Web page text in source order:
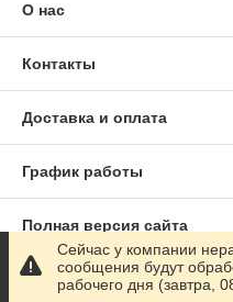
О нас
Контакты
Доставка и оплата
График работы
Полная версия сайта
Сайт создан на
Сейчас у компании
сообщения будут
рабочего дня (завтра,